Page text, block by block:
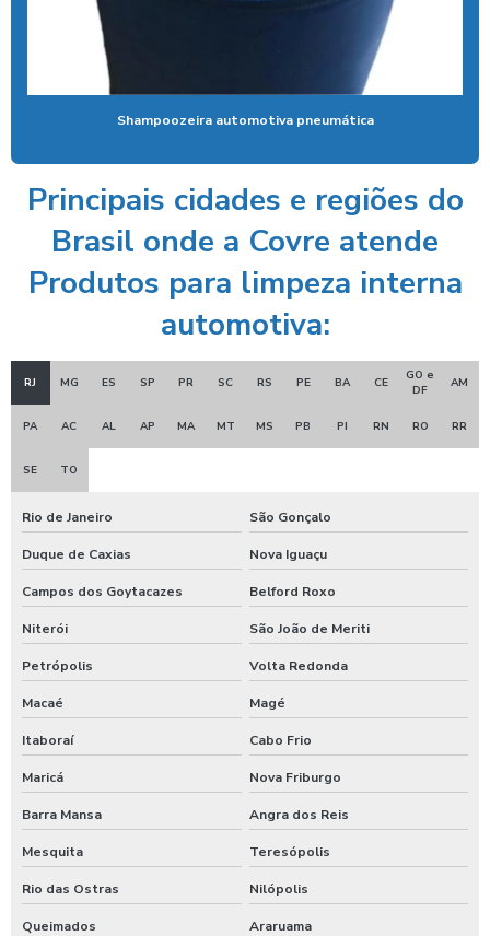
Ducha azul para carros
Ducha azul preço
Ducha rapida para carros
Economizador de banho para postos
Equipamento para higienização de carros
Equipamento de lavagem automotiva
Equipamento para lavagem de onibus
Equipamento de limpeza de colheitadeiras
Equipamento de limpeza manual de caminhão
Equipamentos para higienização automotiva
Equipamentos para higienização de veiculos
Equipamentos para lavagem de caminhoes
Equipamentos para lavagem de carros
Espuma azul para lava rapido
Espuma azul para lavar carros
Espuma de neve para lavar carros
Shampoozeira automotiva pneumática
Principais cidades e regiões do
Brasil onde a Covre atende
Produtos para limpeza interna
automotiva:
RJ MG ES SP PR SC RS PE BA CE
GO e
DF
AM
PA AC AL AP MA MT MS PB PI RN RO RR
SE TO
Rio de Janeiro São Gonçalo
Duque de Caxias Nova Iguaçu
Campos dos Goytacazes Belford Roxo
Niterói São João de Meriti
Petrópolis Volta Redonda
Macaé Magé
Itaboraí Cabo Frio
Maricá Nova Friburgo
Barra Mansa Angra dos Reis
Mesquita Teresópolis
Rio das Ostras Nilópolis
Queimados Araruama